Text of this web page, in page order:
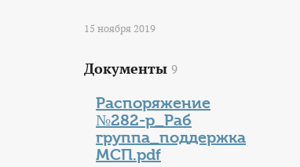
15 ноября 2019
Документы 9
Распоряжение
№282-р_Раб
группа_поддержка
МСП.pdf